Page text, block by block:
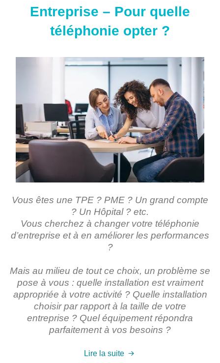
Entreprise – Pour quelle
téléphonie opter ?
Vous êtes une TPE ? PME ? Un grand compte
? Un Hôpital ? etc.
Vous cherchez à changer votre téléphonie
d’entreprise et à en améliorer les performances
?
Mais au milieu de tout ce choix, un problème se
pose à vous : quelle installation est vraiment
appropriée à votre activité ? Quelle installation
choisir par rapport à la taille de votre
entreprise ? Quel équipement répondra
parfaitement à vos besoins ?
Lire la suite